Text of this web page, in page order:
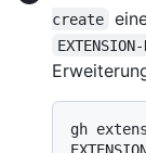
create
EXTENSION-
gh